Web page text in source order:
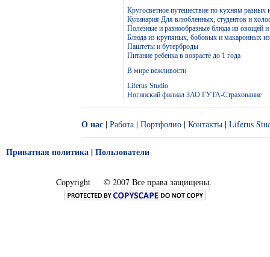
Кругосветное путешествие по кухням разных
Кулинария Для влюбленных, студентов и
Полезные и разнообразные блюда из овощей
Блюда из крупяных, бобовых и макаронных
Паштеты и бутерброды
Питание ребенка в возрасте до 1 года
В мире вежливости
Liferus Studio
Ногинский филиал ЗАО ГУТА-Страхование
О нас | Работа | Портфолио | Контакты | Liferus
Приватная политика |Пользователи
Copyright © 2007 Все права защищены.